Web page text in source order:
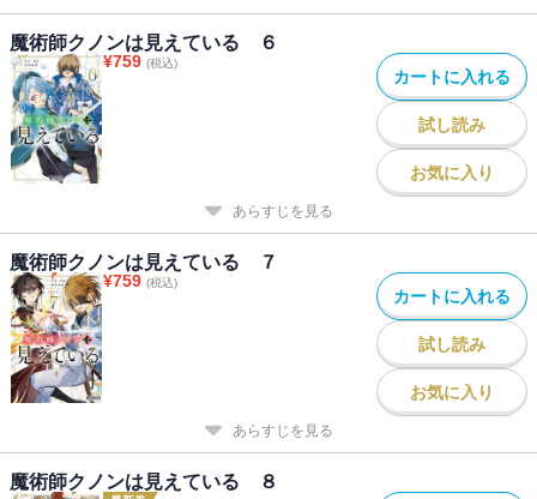
魔術師クノンは見えている ６
¥759 (税込)
カートに入れる
試し読み
お気に入り
あらすじを見る
魔術師クノンは見えている ７
¥759 (税込)
カートに入れる
試し読み
お気に入り
あらすじを見る
魔術師クノンは見えている ８